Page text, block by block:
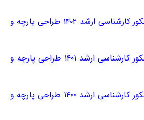
دانلود سوالات کنکور کارشناسی ارشد ۱۴۰۲ طراحی پارچه و
دانلود سوالات کنکور کارشناسی ارشد ۱۴۰۱ طراحی پارچه و
دانلود سوالات کنکور کارشناسی ارشد ۱۴۰۰ طراحی پارچه و